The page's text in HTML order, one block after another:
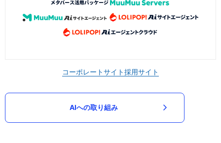
コーポレートサイト採用サイト
AIへの取り組み